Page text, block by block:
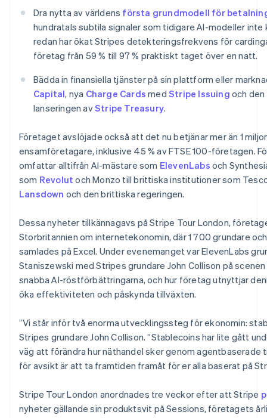
Dra nytta av världens första grundmodell för
hundratals subtila signaler som tidigare AI-modeller inte
redan har ökat Stripes detekteringsfrekvens för
företag från 59 % till 97 % praktiskt taget över en natt.
Bädda in finansiella tjänster på sin plattform eller
Capital, nya Charge Cards medStripe Issuing och
lanseringen avStripe Treasury.
Företaget avslöjade också att det nu betjänar mer än 1
ensamföretagare, inklusive 45 % av FTSE 100-företagen.
omfattar alltifrån AI-mästare som ElevenLabs och
som Revolut och Monzo till brittiska institutioner som
Lansdown och den brittiska regeringen.
Dessa nyheter tillkännagavs på Stripe Tour London,
Storbritannien om internetekonomin, där 1 700 grundare
samlades på Excel. Under evenemanget var ElevenLabs
Staniszewski med Stripes grundare John Collison på
snabba AI-röstförbättringarna, och hur företag utnyttjar
öka effektiviteten och påskynda tillväxten.
”Vi står inför två enorma utvecklingssteg för ekonomin:
Stripes grundare John Collison. ”Stablecoins har lite gått
väg att förändra hur näthandel sker genom agentbaserade
för avsikt är att ta framtiden framåt för er alla baserat på
Stripe Tour London anordnades tre veckor efter att Stripe
nyheter gällande sin produktsvit på Sessions, företagets
Indien
English
Irland
English
ItalianoEnglish
Japan
日本語English
Kanada
Kroatien
English Italiano
Lettland
English
Liechtenstein
Deutsch English
English
Luxemburg
FrançaisDeutsch English
Malaysia
English 简体中文
Malta
English
Español English
Nederländerna
Nederlands English
Norge
English
English
Polen
English